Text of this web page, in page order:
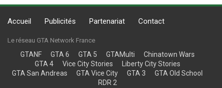
Accueil Publicités Partenariat Contact
Le réseau GTA Network France
GTANF GTA 6 GTA 5 GTAMulti
Chinatown Wars
GTA 4
Vice City Stories
Liberty City Stories
GTA San Andreas
GTA Vice City GTA 3
GTA Old School
RDR 2